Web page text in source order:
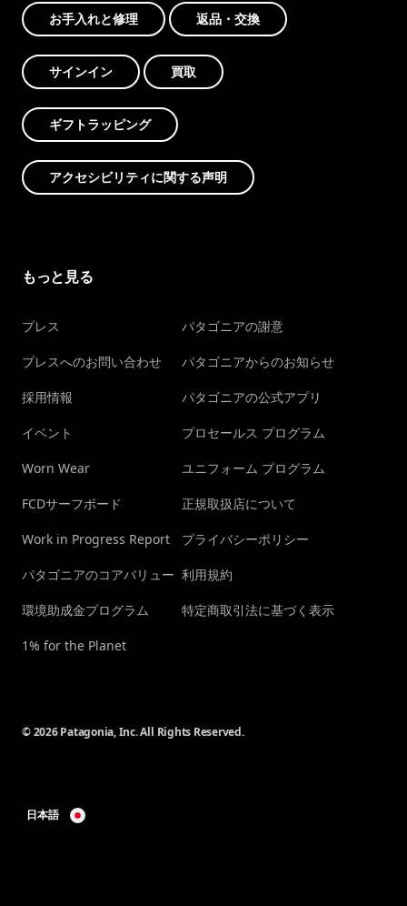
お手入れと修理 返品・交換
サインイン 買取
ギフトラッピング
アクセシビリティに関する声明
もっと見る
プレス
プレスへのお問い合わせ
採用情報
イベント
Worn Wear
FCDサーフボード
Work in Progress Report
パタゴニアのコアバリュー
環境助成金プログラム
1% for the Planet
パタゴニアの謝意
パタゴニアからのお知らせ
パタゴニアの公式アプリ
プロセールス プログラム
ユニフォーム プログラム
正規取扱店について
プライバシーポリシー
利用規約
特定商取引法に基づく表示
© 2026 Patagonia, Inc. All Rights Reserved.
日本語